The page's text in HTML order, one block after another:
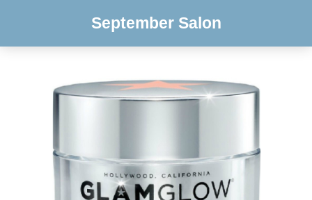
September Salon